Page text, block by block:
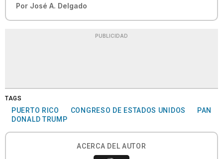
Por José A. Delgado
PUBLICIDAD
TAGS
PUERTO RICO CONGRESO DE ESTADOS UNIDOS
PAN
DONALD TRUMP
ACERCA DEL AUTOR